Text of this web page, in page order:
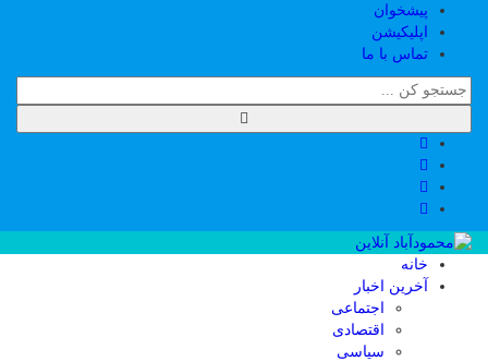
پیشخوان
اپلیکیشن
تماس با ما
خانه
آخرین اخبار
اجتماعی
اقتصادی
سیاسی